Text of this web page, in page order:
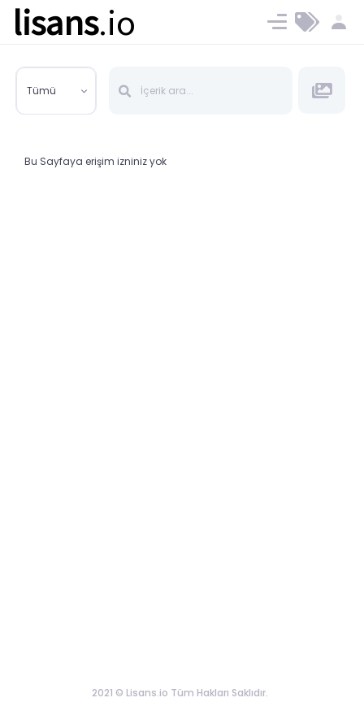
lisans.io Ücret ve Planlar
Tümü
Bu Sayfaya erişim izniniz yok
2021 © Lisans.io Tüm Hakları Saklıdır.